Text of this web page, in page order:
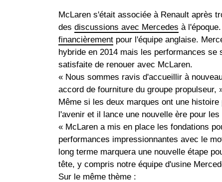
McLaren s'était associée à Renault après
des discussions avec Mercedes à
financièrement pour l'équipe anglaise.
hybride en 2014 mais les performances se
satisfaite de renouer avec McLaren.
« Nous sommes ravis d'accueillir à
accord de fourniture du groupe
Même si les deux marques ont une
l'avenir et il lance une nouvelle ère pour
« McLaren a mis en place les fondations
performances impressionnantes avec le
long terme marquera une nouvelle étape
tête, y compris notre équipe d'usine
Sur le même thème :